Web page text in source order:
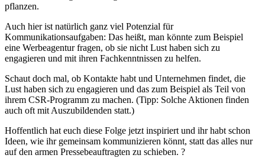
pflanzen.
Auch hier ist natürlich ganz viel Potenzial für
Kommunikationsaufgaben: Das heißt, man könnte zum Beispiel
eine Werbeagentur fragen, ob sie nicht Lust haben sich zu
engagieren und mit ihren Fachkenntnissen zu helfen.
Schaut doch mal, ob Kontakte habt und Unternehmen findet, die
Lust haben sich zu engagieren und das zum Beispiel als Teil von
ihrem CSR-Programm zu machen. (Tipp: Solche Aktionen finden
auch oft mit Auszubildenden statt.)
Hoffentlich hat euch diese Folge jetzt inspiriert und ihr habt schon
Ideen, wie ihr gemeinsam kommunizieren könnt, statt das alles nur
auf den armen Pressebeauftragten zu schieben. ?